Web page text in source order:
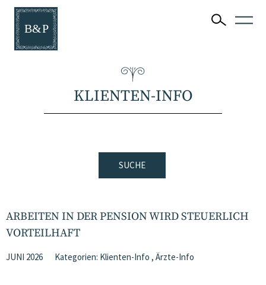
KLIENTEN-INFO
SUCHE
ARBEITEN IN DER PENSION WIRD STEUERLICH
VORTEILHAFT
JUNI 2026 Kategorien: Klienten-Info , Ärzte-Info